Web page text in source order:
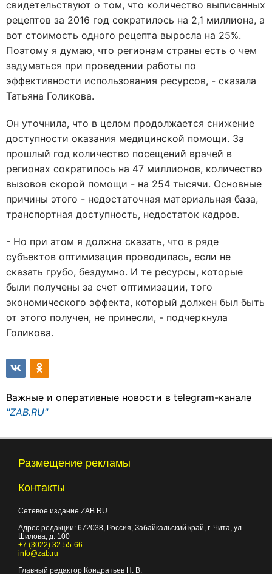
свидетельствуют о том, что количество выписанных
рецептов за 2016 год сократилось на 2,1 миллиона, а
вот стоимость одного рецепта выросла на 25%.
Поэтому я думаю, что регионам страны есть о чем
задуматься при проведении работы по
эффективности использования ресурсов, - сказала
Татьяна Голикова.
Он уточнила, что в целом продолжается снижение
доступности оказания медицинской помощи. За
прошлый год количество посещений врачей в
регионах сократилось на 47 миллионов, количество
вызовов скорой помощи - на 254 тысячи. Основные
причины этого - недостаточная материальная база,
транспортная доступность, недостаток кадров.
- Но при этом я должна сказать, что в ряде
субъектов оптимизация проводилась, если не
сказать грубо, бездумно. И те ресурсы, которые
были получены за счет оптимизации, того
экономического эффекта, который должен был быть
от этого получен, не принесли, - подчеркнула
Голикова.
Важные и оперативные новости в telegram-канале
"ZAB.RU"
Размещение рекламы
Контакты
Сетевое издание ZAB.RU
Адрес редакции: 672038, Россия, Забайкальский край, г. Чита, ул.
Шилова, д. 100
+7 (3022) 32-55-66
info@zab.ru
Главный редактор Кондратьев Н. В.